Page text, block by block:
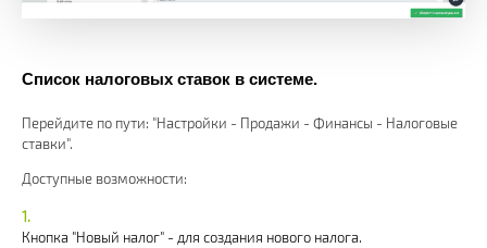
Список налоговых ставок в системе.
Перейдите по пути: "Настройки - Продажи - Финансы - Налоговые
ставки".
Доступные возможности:
Кнопка "Новый налог" - для создания нового налога.